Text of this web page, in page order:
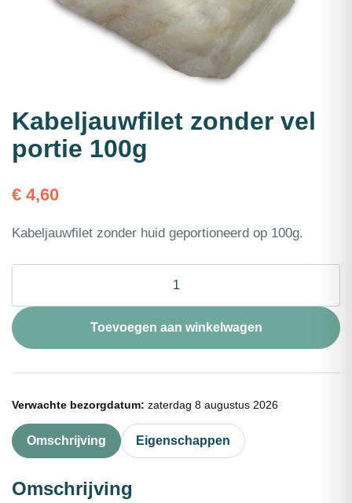
Kabeljauwfilet zonder vel
portie 100g
€ 4,60
Kabeljauwfilet zonder huid geportioneerd op 100g.
vel
portie
100g
aantal
Toevoegen aan winkelwagen
Verwachte bezorgdatum: zaterdag 8 augustus 2026
Omschrijving Eigenschappen
Omschrijving